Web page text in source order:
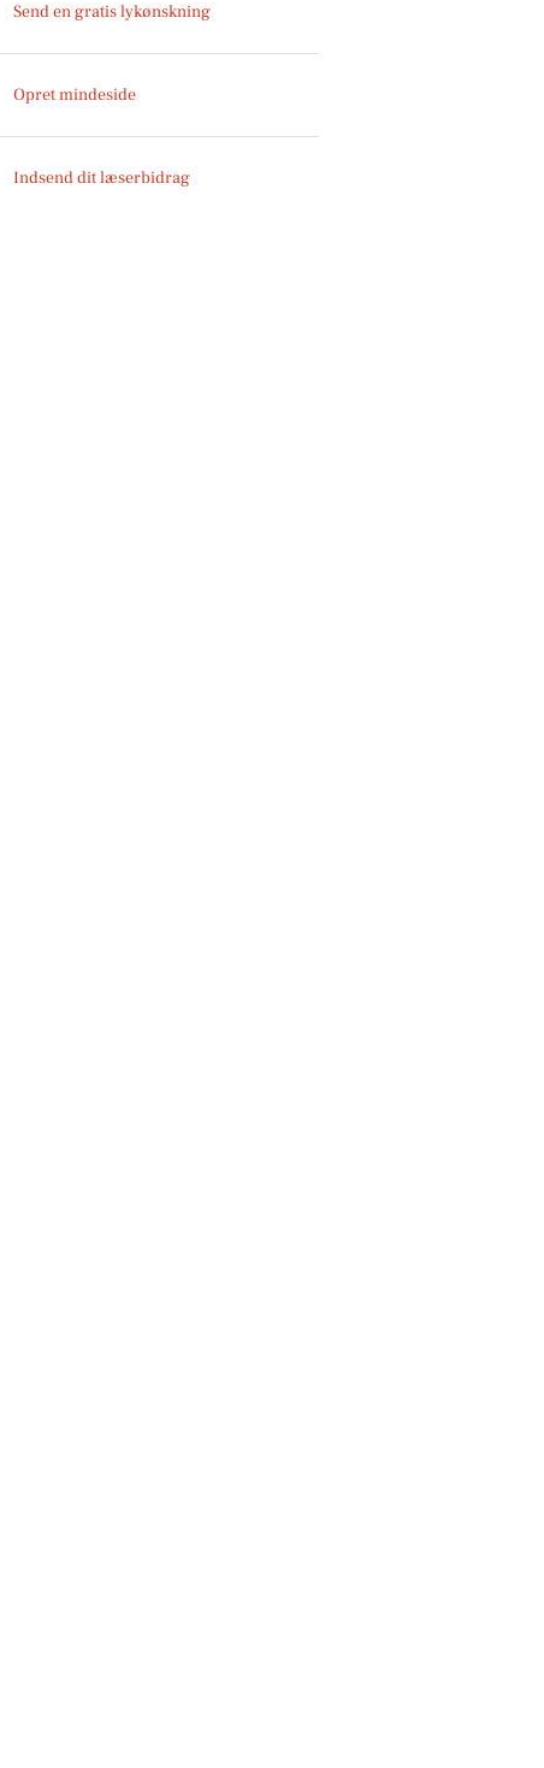
Send en gratis lykønskning
Opret mindeside
Indsend dit læserbidrag